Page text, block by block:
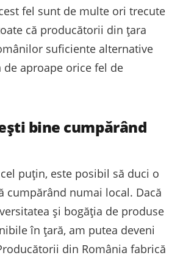
fel sunt de multe ori trecute
că producătorii din țara
suficiente alternative
de aproape orice fel de
bine cumpărând
puțin, este posibil să duci o
cumpărând numai local. Dacă
și bogăția de produse
în țară, am putea deveni
din România fabrică